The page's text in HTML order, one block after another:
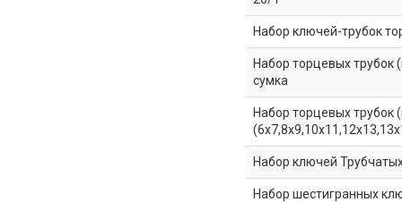
Набор ключей-трубок
Набор торцевых трубок
сумка
Набор торцевых трубок
Набор ключей
Набор шестигранных